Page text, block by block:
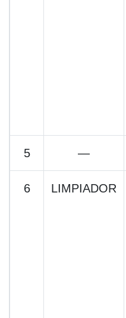
5 —
6 LIMPIADOR